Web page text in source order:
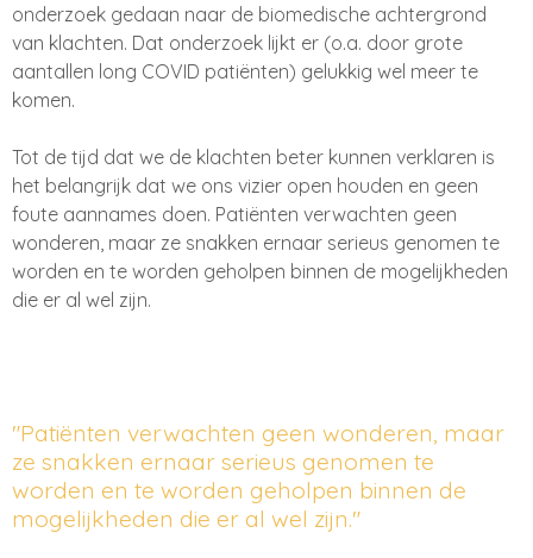
onderzoek gedaan naar de biomedische achtergrond
van klachten. Dat onderzoek lijkt er (o.a. door grote
aantallen long COVID patiënten) gelukkig wel meer te
komen.
Tot de tijd dat we de klachten beter kunnen verklaren is
het belangrijk dat we ons vizier open houden en geen
foute aannames doen. Patiënten verwachten geen
wonderen, maar ze snakken ernaar serieus genomen te
worden en te worden geholpen binnen de mogelijkheden
die er al wel zijn.
"Patiënten verwachten geen wonderen, maar
ze snakken ernaar serieus genomen te
worden en te worden geholpen binnen de
mogelijkheden die er al wel zijn."